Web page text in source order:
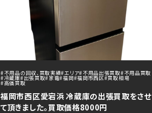
#不用品の回収、買取実績#エリア#不用品出張買取#不用品買取
#冷蔵庫#出張買取#家電#福岡#福岡市西区#買取相場
#高価買取
福岡市西区愛宕浜 冷蔵庫の出張買取をさせ
て頂きました。買取価格8000円